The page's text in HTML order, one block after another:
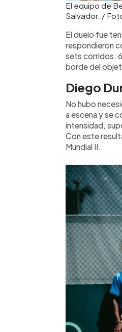
El equipo de
Salvador. /
El duelo fue
respondieron
sets corridos:
borde del
Diego
No hubo
a escena y se
intensidad,
Con este
Mundial II.